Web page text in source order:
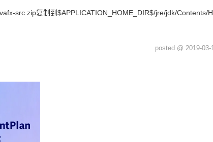
src.zip复制到 $APPLICATION_HOME_DIR$/jre/jdk/Contents/
posted @ 2019-03-